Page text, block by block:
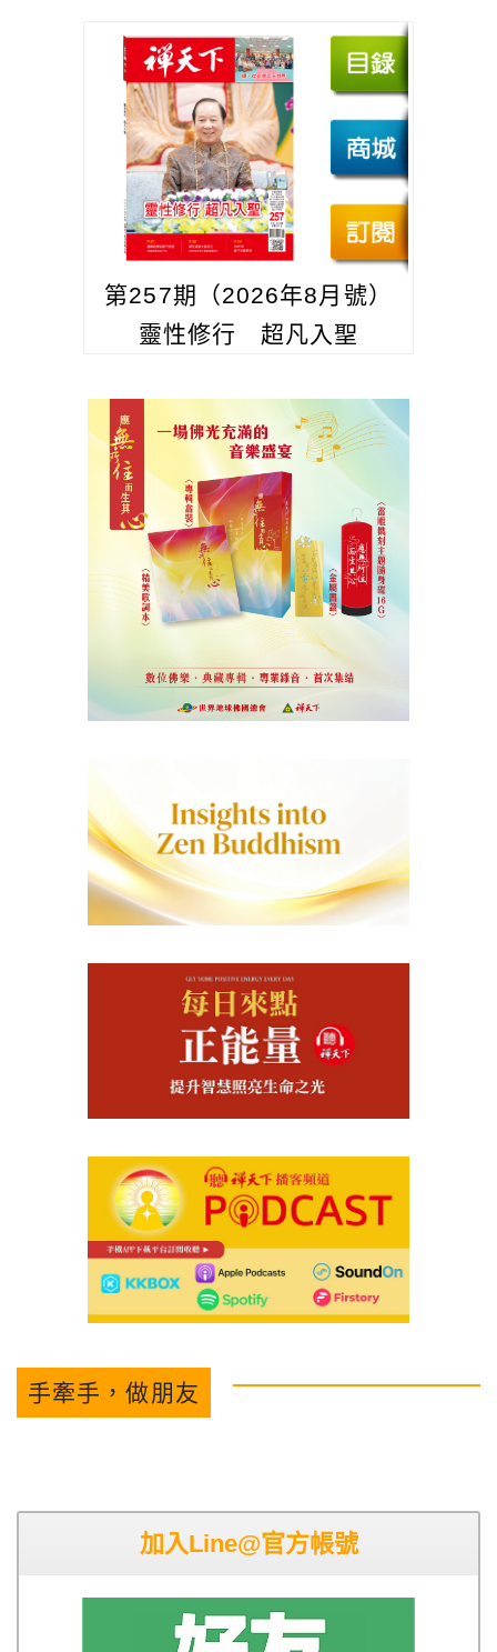
第257期（2026年8月號）
靈性修行 超凡入聖
手牽手，做朋友
加入Line@官方帳號